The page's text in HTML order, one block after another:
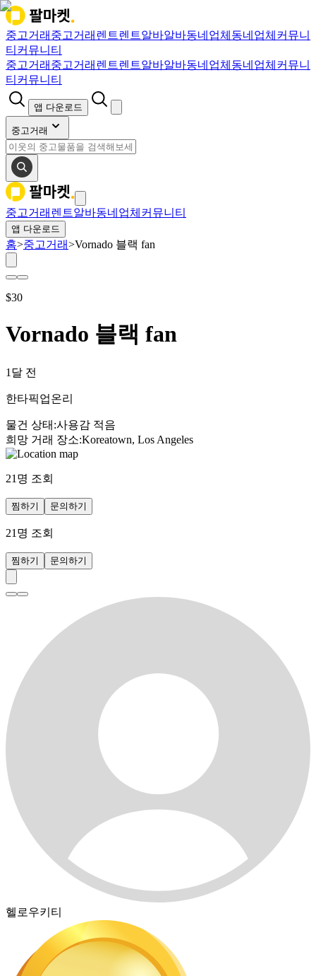
중고거래 중고거래 렌트렌트알바알바동네업체 동네업체 커뮤니
티 커뮤니티
중고거래 중고거래 렌트렌트알바알바동네업체 동네업체 커뮤니
티 커뮤니티
앱 다운로드
중고거래
중고거래 렌트알바동네업체 커뮤니티
앱 다운로드
홈>중고거래>Vornado 블랙 fan
$30
Vornado 블랙 fan
1달 전
한타픽업온리
물건 상태 :사용감 적음
희망 거래 장소:Koreatown, Los Angeles
21 명 조회
찜하기 문의하기
21 명 조회
찜하기 문의하기
헬로우키티